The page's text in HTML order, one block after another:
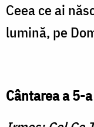
Ceea ce ai
lumină, pe
Cântarea a 5-a